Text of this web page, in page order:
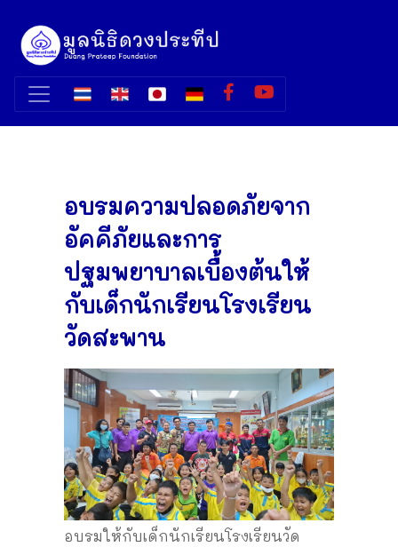
อบรมความปลอดภัยจาก
อัคคีภัยและการ
ปฐมพยาบาลเบื้องต้นให้
กับเด็กนักเรียนโรงเรียน
วัดสะพาน
อบรมให้กับเด็กนักเรียนโรงเรียนวัด